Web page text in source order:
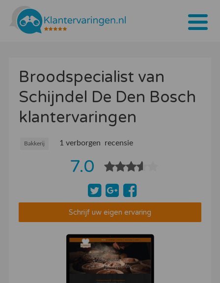
Tarieven
Bedrijven
Over ons
Blogs
Broodspecialist van
Schijndel De Den Bosch
klantervaringen
Bakkerij 1 verborgen recensie
7.0
Schrijf uw eigen ervaring